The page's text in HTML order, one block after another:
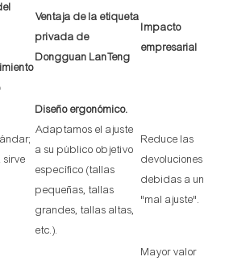
Ventaja de la etiqueta
privada de
Dongguan LanTeng
Impacto
empresarial
sirve
Diseño ergonómico.
Adaptamos el ajuste
a su público objetivo
específico (tallas
pequeñas, tallas
grandes, tallas altas,
etc.).
Reduce las
devoluciones
debidas a un
"mal ajuste".
Mayor valor